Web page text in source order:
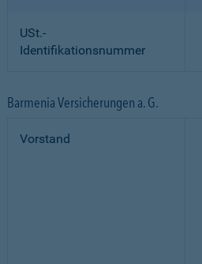
USt.-
Identifikationsnummer
Barmenia Versicherungen a. G.
Vorstand